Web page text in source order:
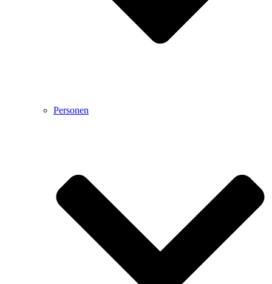
Personen